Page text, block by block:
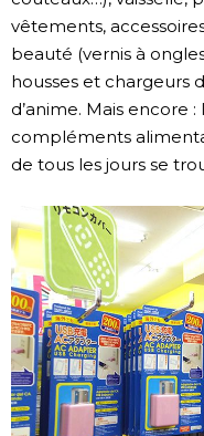
vêtements,
beauté (vernis à
housses et chargeurs
d’anime. Mais encore
compléments
de tous les jours se